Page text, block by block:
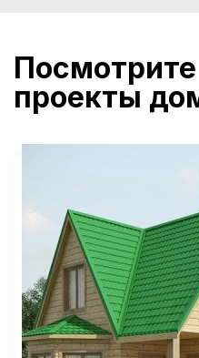
проекты